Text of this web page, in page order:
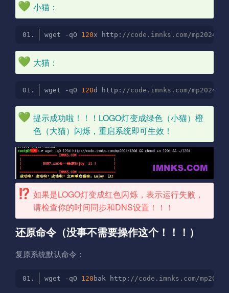
小猫：
wget -qO 120x http: //code.imnks.com/mp2024/
大猫：
wget -qO 120d http: //code.imnks.com/mp2024/
提示成功啦！！！LOGO灯变成绿色（小猫）橙
色（大猫）闪烁，重启系统即可生效！
如果是LOGO灯变成红色闪烁，表示运行失败，
请检查你的时间同步和DNS设置！！！
还原命令（没事不需要操作这个！！！）
复原系统默认命令：
wget -qO 120 bak http: //code.imnks.com/